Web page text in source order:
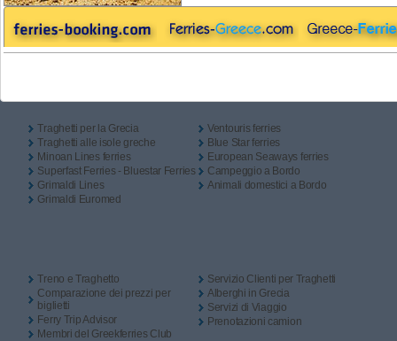
Traghetti per la Grecia
Traghetti alle isole greche
Minoan Lines ferries
Superfast Ferries - Bluestar Ferries
Grimaldi Lines
Grimaldi Euromed
Ventouris ferries
Blue Star ferries
European Seaways ferries
Campeggio a Bordo
Animali domestici a Bordo
Treno e Traghetto
Comparazione dei prezzi per
biglietti
Ferry Trip Advisor
Membri del Greekferries Club
Servizio Clienti per Traghetti
Alberghi in Grecia
Servizi di Viaggio
Prenotazioni camion